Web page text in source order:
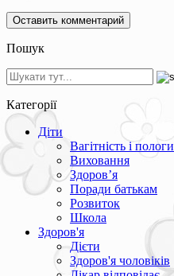
Пошук
Категорії
Діти
Вагітність і пологи
Виховання
Здоров’я
Поради батькам
Розвиток
Школа
Здоров'я
Дієти
Здоров'я чоловіків